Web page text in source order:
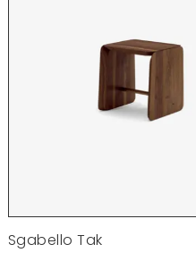
Sgabello Tak